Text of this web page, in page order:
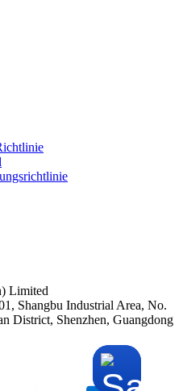
Limited
Shangbu Industrial Area, No.
District, Shenzhen, Guangdong